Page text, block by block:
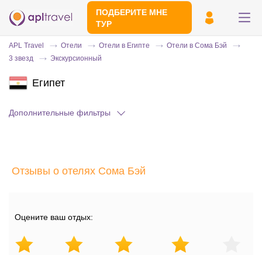
ПОДБЕРИТЕ МНЕ
ТУР
Отправьте свой номер телефона
APL Travel Отели Отели в Египте
Отели в Сома Бэй
3 звезд
Экскурсионный
Египет
Дополнительные фильтры
Отзывы о отелях Сома Бэй
Оцените ваш отдых: